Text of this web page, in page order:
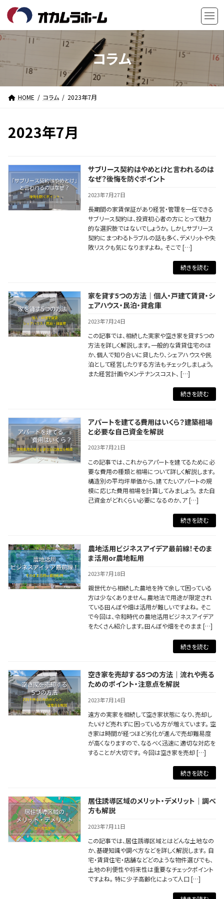
テ
ン
へ
キ
ゲ
ー
ョ
に
コラム
HOME コラム 2023年7月
2023年7月
サブリース契約はやめとけと言われるのは
なぜ？後悔を防ぐポイント
2023年7月27日
長期間の家賃保証があり経営・管理を一任できる
サブリース契約は、投資初心者の方にとって魅力
的な選択肢ではないでしょうか。 しかしサブリース
契約にまつわるトラブルの話も多く、デメリットや失
敗リスクも気になりますよね。 そこで […]
続きを読む
家を貸す5つの方法｜個人・戸建て賃貸・シ
ェアハウス・民泊・貸倉庫
2023年7月24日
この記事では、相続した実家や空き家を貸す5つの
方法を詳しく解説します。一般的な賃貸住宅のほ
か、個人で知り合いに貸したり、シェアハウスや民
泊として経営したりする方法もチェックしましょう。
また経営計画やメンテナンスコスト、 […]
続きを読む
アパートを建てる費用はいくら？建築相場
と必要な自己資金を解説
2023年7月21日
この記事では、これからアパートを建てるために必
要な費用の種類と相場について詳しく解説します。
構造別の平均坪単価から、建てたいアパートの規
模に応じた費用相場を計算してみましょう。 また自
己資金がどれくらい必要になるのか、ア […]
続きを読む
農地活用ビジネスアイデア最前線！そのま
ま活用or農地転用
2023年7月18日
親世代から相続した農地を持て余して困っている
方は少なくありません。農地法で用途が限定され
ている田んぼや畑は活用が難しいですよね。 そこ
で今回は、令和時代の農地活用ビジネスアイデア
をたくさん紹介します。田んぼや畑をそのまま […]
続きを読む
空き家を売却する5つの方法｜流れや売る
ためのポイント・注意点を解説
2023年7月14日
遠方の実家を相続して空き家状態になり、売却し
たいけど売れずに困っている方が増えています。 空
き家は時間が経つほど劣化が進んで売却難易度
が高くなりますので、なるべく迅速に適切な対応を
することが大切です。 今回は空き家を売却 […]
続きを読む
居住誘導区域のメリット・デメリット｜調べ
方も解説
2023年7月11日
この記事では、居住誘導区域とはどんな土地なの
か、基礎知識や調べ方などを詳しく解説します。 自
宅・賃貸住宅・店舗などどのような物件選びでも、
土地の利便性や将来性は重要なチェックポイント
ですよね。 特に少子高齢化によって人口 […]